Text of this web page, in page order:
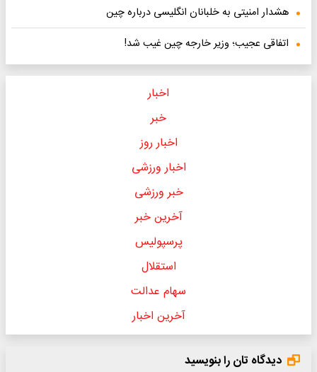
هشدار امنیتی به خلبانان انگلیسی درباره چین
اتفاقی عجیب؛ وزیر خارجه چین غیب شد!
اخبار
خبر
اخبار روز
اخبار ورزشی
خبر ورزشی
آخرین خبر
پرسپولیس
استقلال
سهام عدالت
آخرین اخبار
دیدگاه تان را بنویسید